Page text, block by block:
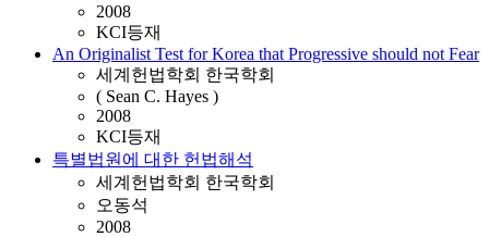
2008
KCI등재
An Originalist Test for Korea that Progressive should not Fear
세계헌법학회 한국학회
( Sean C. Hayes )
2008
KCI등재
특별법원에 대한 헌법해석
세계헌법학회 한국학회
오동석
2008